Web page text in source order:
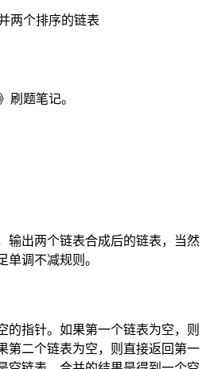
刷题笔记。
输出两个链表合成后的链表，当然
单调不减规则。
的指针。如果第一个链表为空，则
第二个链表为空，则直接返回第一